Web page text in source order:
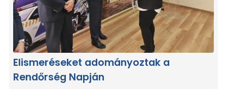
Elismeréseket adományoztak a
Rendőrség Napján